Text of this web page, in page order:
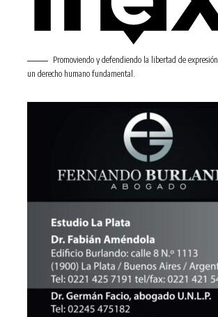
Promoviendo y defendiendo la libertad de
un derecho humano fundamental.